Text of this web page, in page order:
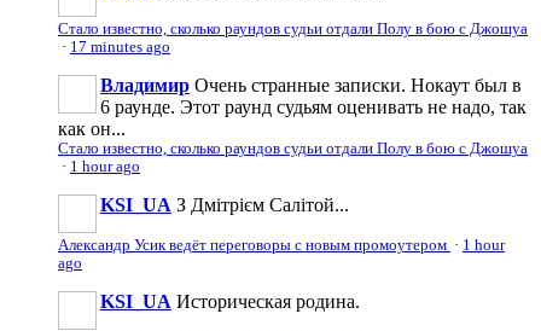
Стало известно, сколько раундов судьи отдали Полу в бою с Джошуа
· 17 minutes ago
Владимир Очень странные записки. Нокаут был в
6 раунде. Этот раунд судьям оценивать не надо, так
как он...
Стало известно, сколько раундов судьи отдали Полу в бою с Джошуа
· 1 hour ago
KSI_UA З Дмітрієм Салітой...
Александр Усик ведёт переговоры с новым промоутером · 1 hour
ago
KSI_UA Историческая родина.